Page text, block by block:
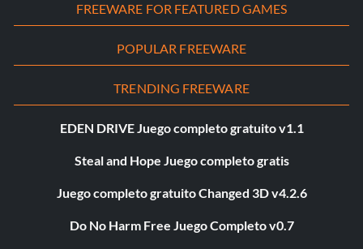
FREEWARE FOR FEATURED GAMES
POPULAR FREEWARE
TRENDING FREEWARE
EDEN DRIVE Juego completo gratuito v1.1
Steal and Hope Juego completo gratis
Juego completo gratuito Changed 3D v4.2.6
Do No Harm Free Juego Completo v0.7